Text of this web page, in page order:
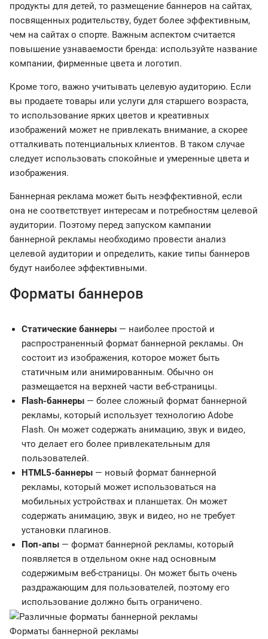
продукты для детей, то размещение баннеров на сайтах,
посвященных родительству, будет более эффективным,
чем на сайтах о спорте. Важным аспектом считается
повышение узнаваемости бренда: используйте название
компании, фирменные цвета и логотип.
Кроме того, важно учитывать целевую аудиторию. Если
вы продаете товары или услуги для старшего возраста,
то использование ярких цветов и креативных
изображений может не привлекать внимание, а скорее
отталкивать потенциальных клиентов. В таком случае
следует использовать спокойные и умеренные цвета и
изображения.
Баннерная реклама может быть неэффективной, если
она не соответствует интересам и потребностям целевой
аудитории. Поэтому перед запуском кампании
баннерной рекламы необходимо провести анализ
целевой аудитории и определить, какие типы баннеров
будут наиболее эффективными.
Форматы баннеров
Статические баннеры — наиболее простой и
распространенный формат баннерной рекламы. Он
состоит из изображения, которое может быть
статичным или анимированным. Обычно он
размещается на верхней части веб-страницы.
Flash-баннеры — более сложный формат баннерной
рекламы, который использует технологию Adobe
Flash. Он может содержать анимацию, звук и видео,
что делает его более привлекательным для
пользователей.
HTML5-баннеры — новый формат баннерной
рекламы, который может использоваться на
мобильных устройствах и планшетах. Он может
содержать анимацию, звук и видео, но не требует
установки плагинов.
Поп-апы — формат баннерной рекламы, который
появляется в отдельном окне над основным
содержимым веб-страницы. Он может быть очень
раздражающим для пользователей, поэтому его
использование должно быть ограничено.
Форматы баннерной рекламы